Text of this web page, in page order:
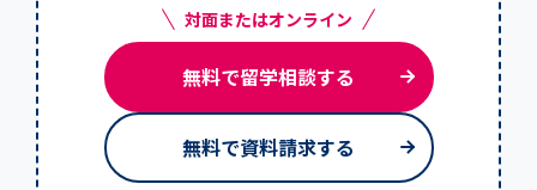
対面またはオンライン
無料で留学相談する
無料で資料請求する